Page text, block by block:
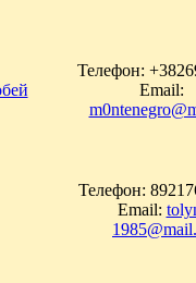
Телефон:
Email:
Телефон:
Email: